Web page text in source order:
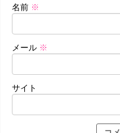
名前 ※
メール ※
サイト